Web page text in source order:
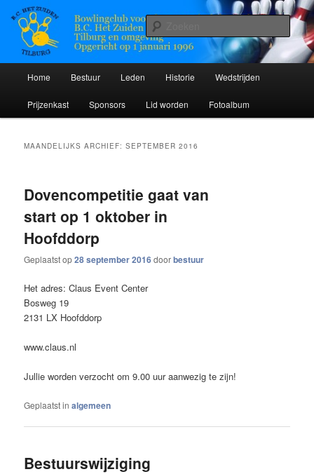
Spring
naar
primaire
inhoud
Spring
naar
secundaire
inhoudBC Het Zuiden
Bowlingclub voor doven en slechthorenden
Home Bestuur Leden Historie Wedstrijden
Prijzenkast Sponsors Lid worden Fotoalbum
MAANDELIJKS ARCHIEF:SEPTEMBER 2016
Dovencompetitie gaat van
start op 1 oktober in
Hoofddorp
Geplaatst op28 september 2016doorbestuur
Het adres: Claus Event Center
Bosweg 19
2131 LX Hoofddorp
www.claus.nl
Jullie worden verzocht om 9.00 uur aanwezig te zijn!
Geplaatst in algemeen
Bestuurswijziging